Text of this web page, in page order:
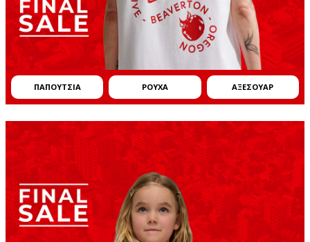
ΠΑΠΟYΤΣΙΑ ΡΟYΧΑ ΑΞΕΣΟΥAΡ